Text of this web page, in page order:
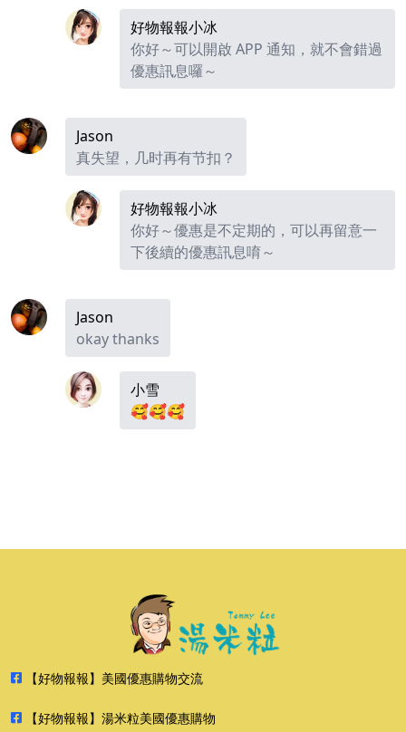
好物報報小冰
你好～可以開啟 APP 通知，就不會錯過
優惠訊息囉～
Jason
真失望，几时再有节扣？
好物報報小冰
你好～優惠是不定期的，可以再留意一
下後續的優惠訊息唷～
Jason
okay thanks
小雪
🥰🥰🥰
【好物報報】美國優惠購物交流
【好物報報】湯米粒美國優惠購物